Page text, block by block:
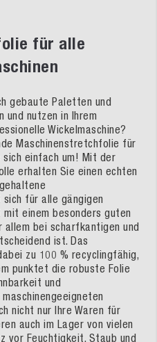
für alle
gebaute Paletten und
und nutzen in Ihrem
Wickelmaschine?
Maschinenstretchfolie für
einfach um! Mit der
erhalten Sie einen echten
für alle gängigen
mit einem besonders guten
bei scharfkantigen und
ist. Das
zu 100 % recyclingfähig,
punktet die robuste Folie
und
nicht nur Ihre Waren für
auch im Lager von vielen
vor Feuchtigkeit, Staub und